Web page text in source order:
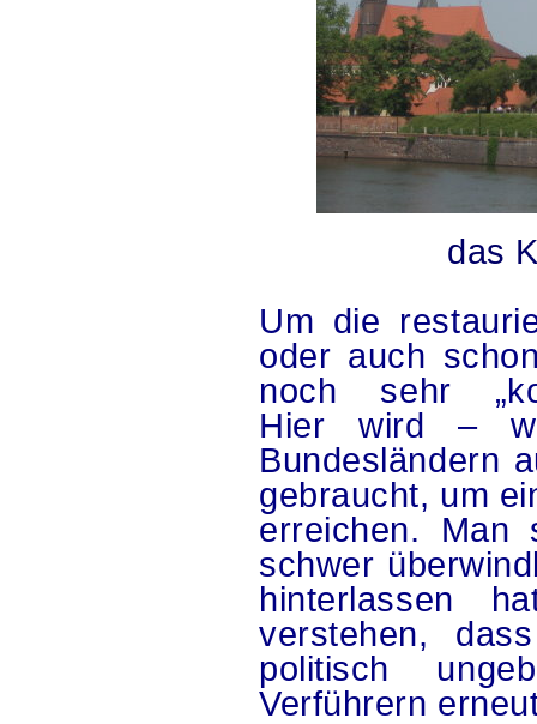
das
Um die
oder auch
noch sehr
Hier wird –
Bundesländern
gebraucht, um
erreichen. Man
schwer
hinterlassen
verstehen,
politisch
Verführern